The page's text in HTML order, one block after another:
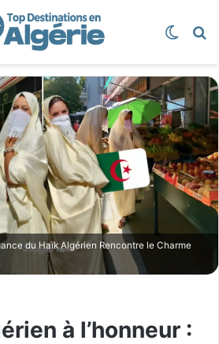
du Haïk Algérien Rencontre le Charme
à l’honneur :